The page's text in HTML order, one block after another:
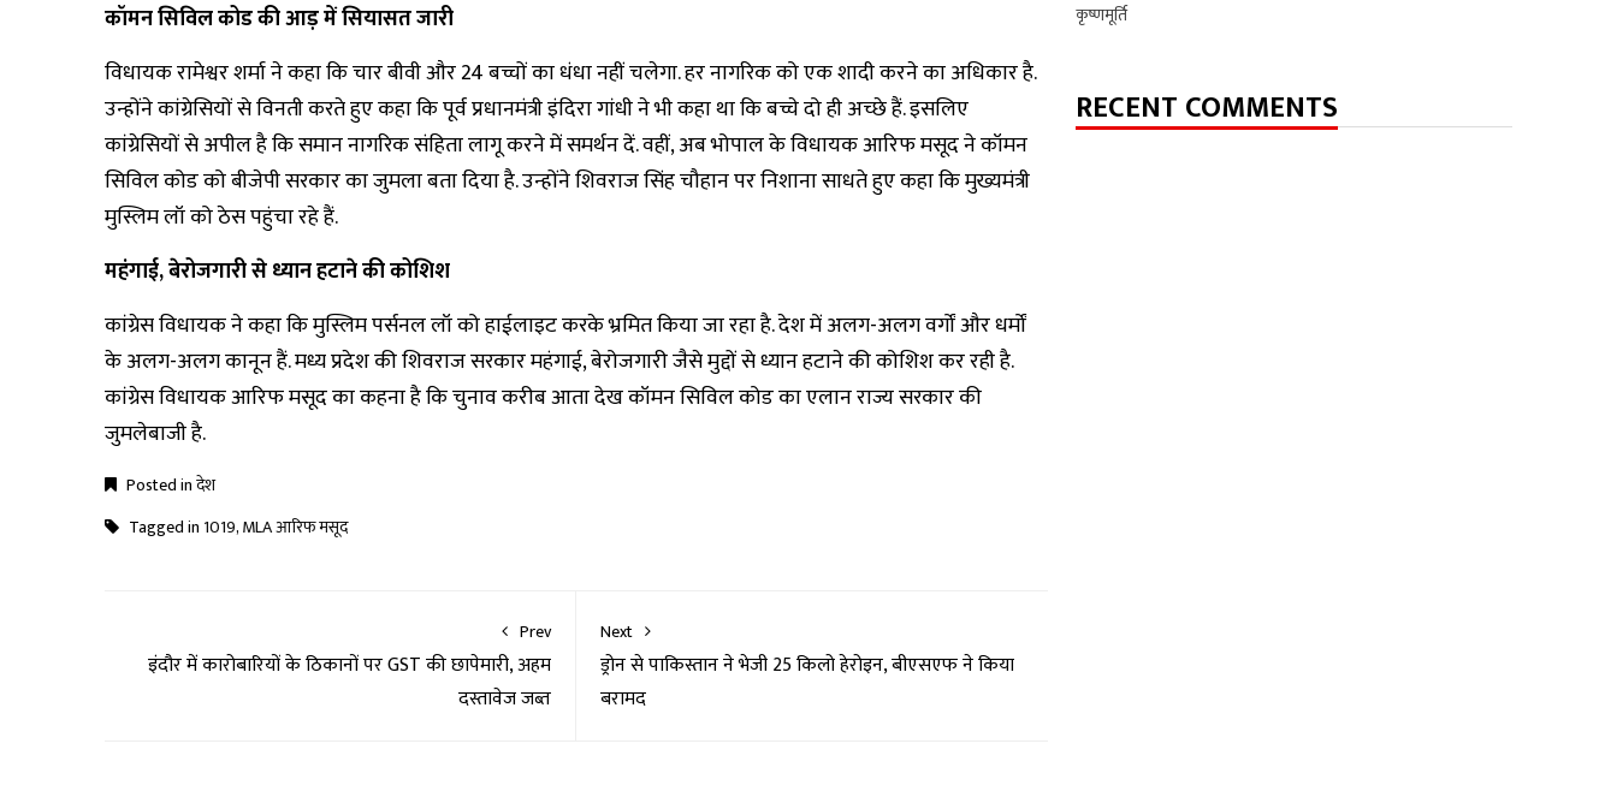
कॉमन सिविल कोड की आड़ में सियासत जारी
विधायक रामेश्वर शर्मा ने कहा कि चार बीवी और 24 बच्चों का धंधा नहीं चलेगा. हर नागरिक को एक शादी करने का अधिकार है.
उन्होंने कांग्रेसियों से विनती करते हुए कहा कि पूर्व प्रधानमंत्री इंदिरा गांधी ने भी कहा था कि बच्चे दो ही अच्छे हैं. इसलिए
कांग्रेसियों से अपील है कि समान नागरिक संहिता लागू करने में समर्थन दें. वहीं, अब भोपाल के विधायक आरिफ मसूद ने कॉमन
सिविल कोड को बीजेपी सरकार का जुमला बता दिया है. उन्होंने शिवराज सिंह चौहान पर निशाना साधते हुए कहा कि मुख्यमंत्री
मुस्लिम लॉ को ठेस पहुंचा रहे हैं.
महंगाई, बेरोजगारी से ध्यान हटाने की कोशिश
कांग्रेस विधायक ने कहा कि मुस्लिम पर्सनल लॉ को हाईलाइट करके भ्रमित किया जा रहा है. देश में अलग-अलग वर्गों और धर्मों
के अलग-अलग कानून हैं. मध्य प्रदेश की शिवराज सरकार महंगाई, बेरोजगारी जैसे मुद्दों से ध्यान हटाने की कोशिश कर रही है.
कांग्रेस विधायक आरिफ मसूद का कहना है कि चुनाव करीब आता देख कॉमन सिविल कोड का एलान राज्य सरकार की
जुमलेबाजी है.
Posted inदेश
Tagged in 1019,MLA आरिफ मसूद
Prev
इंदौर में कारोबारियों के ठिकानों पर GST की छापेमारी, अहम
दस्तावेज जब्त
Next
ड्रोन से पाकिस्तान ने भेजी 25 किलो हेरोइन, बीएसएफ ने किया
बरामद
कृष्णमूर्ति
RECENT COMMENTS